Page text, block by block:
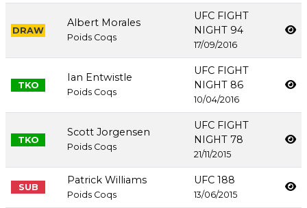
DRAW
Albert Morales
Poids Coqs
UFC FIGHT
NIGHT 94
17/09/2016
TKO
Ian Entwistle
Poids Coqs
UFC FIGHT
NIGHT 86
10/04/2016
TKO
Scott Jorgensen
Poids Coqs
UFC FIGHT
NIGHT 78
21/11/2015
SUB
Patrick Williams
Poids Coqs
UFC 188
13/06/2015